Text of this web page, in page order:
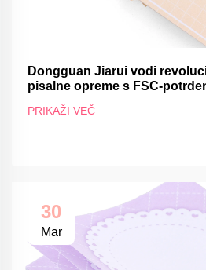
Dongguan Jiarui vodi
pisalne opreme s FSC-
PRIKAŽI VEČ
30
Mar